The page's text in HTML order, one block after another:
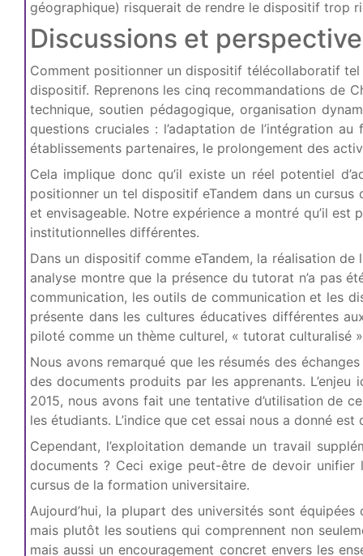
géographique) risquerait de rendre le dispositif trop
Discussions et
Comment positionner un dispositif télécollaboratif tel
dispositif. Reprenons les cinq recommandations de
technique, soutien pédagogique, organisation
questions cruciales : l’adaptation de l’intégration
établissements partenaires, le prolongement des
Cela implique donc qu’il existe un réel potentiel
positionner un tel dispositif eTandem dans un
et envisageable. Notre expérience a montré qu’il
institutionnelles différentes.
Dans un dispositif comme eTandem, la réalisation
analyse montre que la présence du tutorat n’a pas
communication, les outils de communication et les
présente dans les cultures éducatives différentes
piloté comme un thème culturel, « tutorat culturalisé
Nous avons remarqué que les résumés des
des documents produits par les apprenants.
2015, nous avons fait une tentative d’utilisation de
les étudiants. L’indice que cet essai nous a donné
Cependant, l’exploitation demande un travail
documents ? Ceci exige peut-être de devoir unifier
cursus de la formation universitaire.
Aujourd’hui, la plupart des universités sont
mais plutôt les soutiens qui comprennent non
mais aussi un encouragement concret envers les